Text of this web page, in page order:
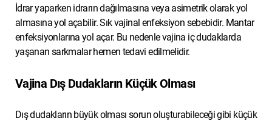
İdrar yaparken idrarın dağılmasına veya asimetrik olarak yol
almasına yol açabilir. Sık vajinal enfeksiyon sebebidir. Mantar
enfeksiyonlarına yol açar. Bu nedenle vajina iç dudaklarda
yaşanan sarkmalar hemen tedavi edilmelidir.
Vajina Dış Dudakların Küçük Olması
Dış dudakların büyük olması sorun oluşturabileceği gibi küçük